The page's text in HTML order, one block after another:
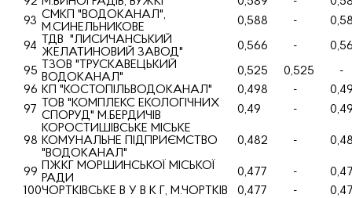
93 СМКП "ВОДОКАНАЛ",
М.СИНЕЛЬНИКОВЕ
0,588 -
94
ТДВ "ЛИСИЧАНСЬКИЙ
ЖЕЛАТИНОВИЙ ЗАВОД"
0,566 -
95
ТЗОВ "ТРУСКАВЕЦЬКИЙ
ВОДОКАНАЛ"
0,525 0,525
-
96 КП "КОСТОПIЛЬВОДОКАНАЛ" 0,498 -
97
ТОВ "КОМПЛЕКС ЕКОЛОГIЧНИХ
СПОРУД" М.БЕРДИЧIВ
0,49 -
98
КОРОСТИШIВСЬКЕ МIСЬКЕ
КОМУНАЛЬНЕ ПIДПРИЄМСТВО
"ВОДОКАНАЛ"
0,482 -
99
ПЖКГ МОРШИНСЬКОЇ МIСЬКОЇ
РАДИ
0,477 -
100ЧОРТКIВСЬКЕ В У В К Г, М.ЧОРТКIВ 0,477 -